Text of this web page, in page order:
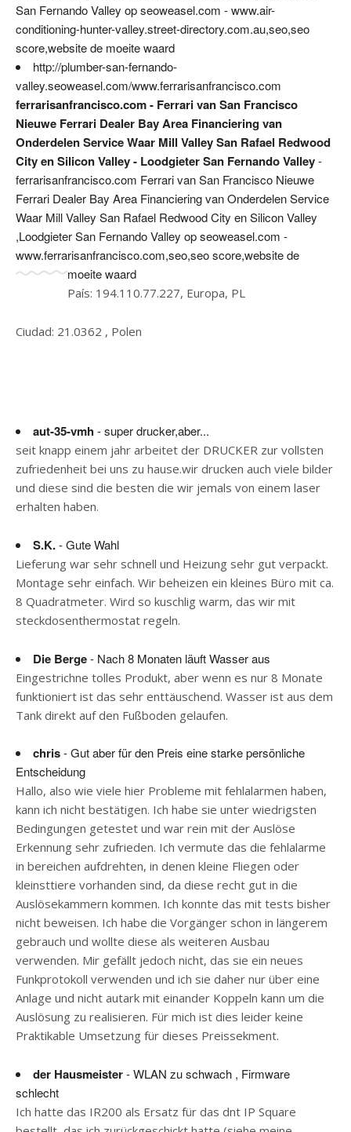
San Fernando Valley op seoweasel.com - www.air-
conditioning-hunter-valley.street-directory.com.au,seo,seo
score,website de moeite waard
http://plumber-san-fernando-
valley.seoweasel.com/www.ferrarisanfrancisco.com
ferrarisanfrancisco.com - Ferrari van San Francisco
Nieuwe Ferrari Dealer Bay Area Financiering van
Onderdelen Service Waar Mill Valley San Rafael Redwood
City en Silicon Valley - Loodgieter San Fernando Valley-
ferrarisanfrancisco.com Ferrari van San Francisco Nieuwe
Ferrari Dealer Bay Area Financiering van Onderdelen Service
Waar Mill Valley San Rafael Redwood City en Silicon Valley
,Loodgieter San Fernando Valley op seoweasel.com -
www.ferrarisanfrancisco.com,seo,seo score,website de
moeite waard
País: 194.110.77.227, Europa, PL
Ciudad: 21.0362 , Polen
aut-35-vmh- super drucker,aber...
seit knapp einem jahr arbeitet der DRUCKER zur vollsten
zufriedenheit bei uns zu hause.wir drucken auch viele bilder
und diese sind die besten die wir jemals von einem laser
erhalten haben.
S.K.- Gute Wahl
Lieferung war sehr schnell und Heizung sehr gut verpackt.
Montage sehr einfach. Wir beheizen ein kleines Büro mit ca.
8 Quadratmeter. Wird so kuschlig warm, das wir mit
steckdosenthermostat regeln.
Die Berge- Nach 8 Monaten läuft Wasser aus
Eingestrichne tolles Produkt, aber wenn es nur 8 Monate
funktioniert ist das sehr enttäuschend. Wasser ist aus dem
Tank direkt auf den Fußboden gelaufen.
chris- Gut aber für den Preis eine starke persönliche
Entscheidung
Hallo, also wie viele hier Probleme mit fehlalarmen haben,
kann ich nicht bestätigen. Ich habe sie unter wiedrigsten
Bedingungen getestet und war rein mit der Auslöse
Erkennung sehr zufrieden. Ich vermute das die fehlalarme
in bereichen aufdrehten, in denen kleine Fliegen oder
kleinsttiere vorhanden sind, da diese recht gut in die
Auslösekammern kommen. Ich konnte das mit tests bisher
nicht beweisen. Ich habe die Vorgänger schon in längerem
gebrauch und wollte diese als weiteren Ausbau
verwenden. Mir gefällt jedoch nicht, das sie ein neues
Funkprotokoll verwenden und ich sie daher nur über eine
Anlage und nicht autark mit einander Koppeln kann um die
Auslösung zu realisieren. Für mich ist dies leider keine
Praktikable Umsetzung für dieses Preissekment.
der Hausmeister- WLAN zu schwach , Firmware
schlecht
Ich hatte das IR200 als Ersatz für das dnt IP Square